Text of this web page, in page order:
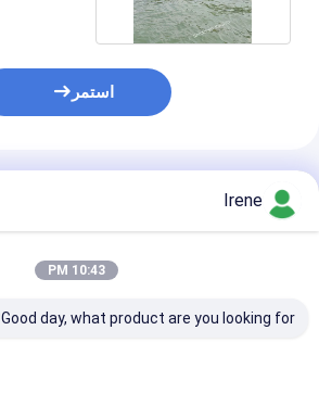
استمر
المنتجات الموصى بها
Irene
10:43 PM
Good day, what product are you looking for?